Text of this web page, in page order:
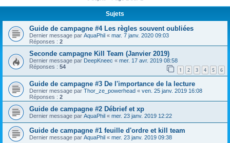
Sujets
Guide de campagne #4 Les règles souvent oubliées
Dernier message par AquaPhil « mar. 7 janv. 2020 09:03
Réponses : 2
Seconde campagne Kill Team (Janvier 2019)
Dernier message par DeepKneec « mer. 17 avr. 2019 08:58
Réponses : 54 1 2 3 4 5 6
Guide de campagne #3 De l'importance de la lecture
Dernier message par Thor_ze_powerhead « ven. 25 janv. 2019 16:08
Réponses : 2
Guide de campagne #2 Débrief et xp
Dernier message par AquaPhil « mer. 23 janv. 2019 12:22
Guide de campagne #1 feuille d'ordre et kill team
Dernier message par AquaPhil « mer. 23 janv. 2019 09:38